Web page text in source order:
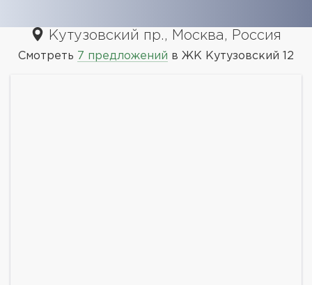
Кутузовский пр., Москва, Россия
Смотреть 7 предложений в ЖК Кутузовский 12